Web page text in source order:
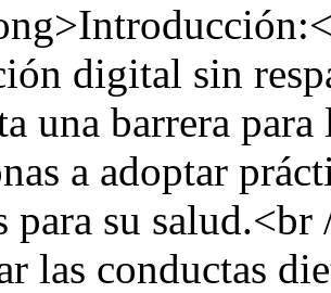
digital sin
una barrera
a adoptar
para su
las conductas